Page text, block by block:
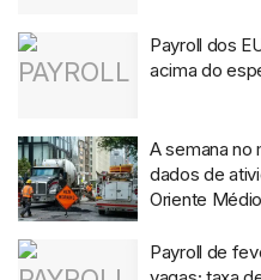
Payroll dos
acima do
A semana no
dados de
Oriente Médio
Payroll de